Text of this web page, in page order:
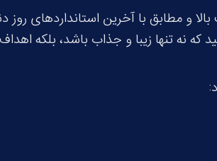
بالا و مطابق با آخرین استانداردهای
نه تنها زیبا و جذاب باشد، بلکه